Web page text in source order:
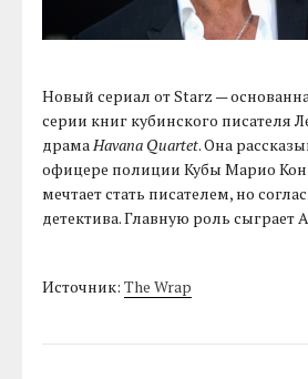
Новый сериал от Starz —
серии книг кубинского писателя
драмаHavana Quartet. Она
офицере полиции Кубы Марио
мечтает стать писателем, но
детектива. Главную роль сыграет
Источник:The Wrap